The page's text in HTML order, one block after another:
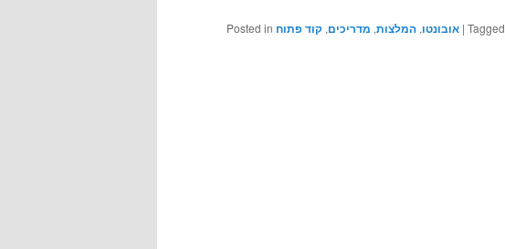
Posted in אובונטו, המלצות, מדריכים, קוד פתוח | Tagged